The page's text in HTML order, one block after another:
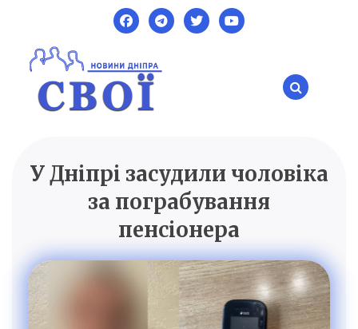
content
SVOI.DP.UA
Новини Дніпра
У Дніпрі засудили чоловіка
за пограбування
пенсіонера